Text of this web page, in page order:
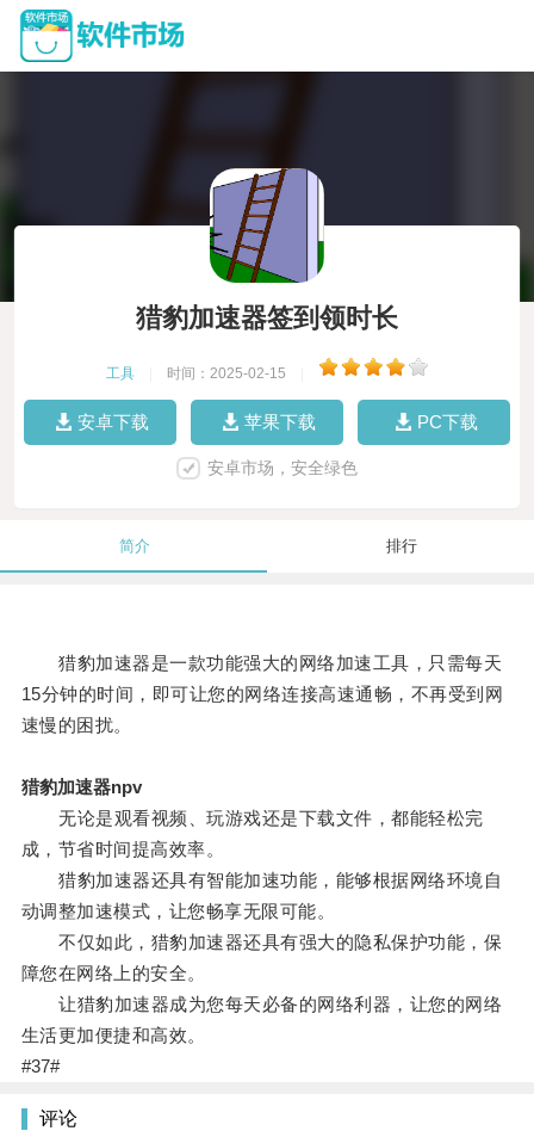
猎豹加速器签到领时长
工具 时间：2025-02-15
安卓下载 苹果下载 PC下载
安卓市场，安全绿色
简介 排行
猎豹加速器是一款功能强大的网络加速工具，只需每天
15分钟的时间，即可让您的网络连接高速通畅，不再受到网
速慢的困扰。
猎豹加速器npv
无论是观看视频、玩游戏还是下载文件，都能轻松完
成，节省时间提高效率。
猎豹加速器还具有智能加速功能，能够根据网络环境自
动调整加速模式，让您畅享无限可能。
不仅如此，猎豹加速器还具有强大的隐私保护功能，保
障您在网络上的安全。
让猎豹加速器成为您每天必备的网络利器，让您的网络
生活更加便捷和高效。
#37#
评论